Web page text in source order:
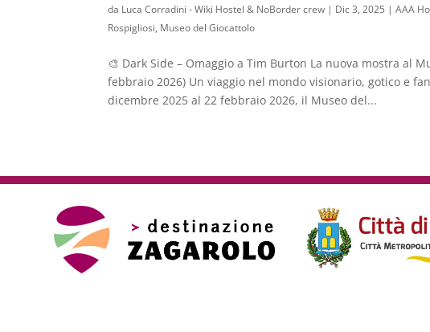
da Luca Corradini - Wiki Hostel & NoBorder crew | Dic 3, 2025 |AAA
Rospigliosi, Museo del Giocattolo
🎨 Dark Side – Omaggio a Tim Burton La nuova mostra al
febbraio 2026) Un viaggio nel mondo visionario, gotico e
dicembre 2025 al 22 febbraio 2026, il Museo del...